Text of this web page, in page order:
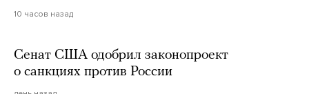
10 часов назад
Сенат США одобрил законопроект
о санкциях против России